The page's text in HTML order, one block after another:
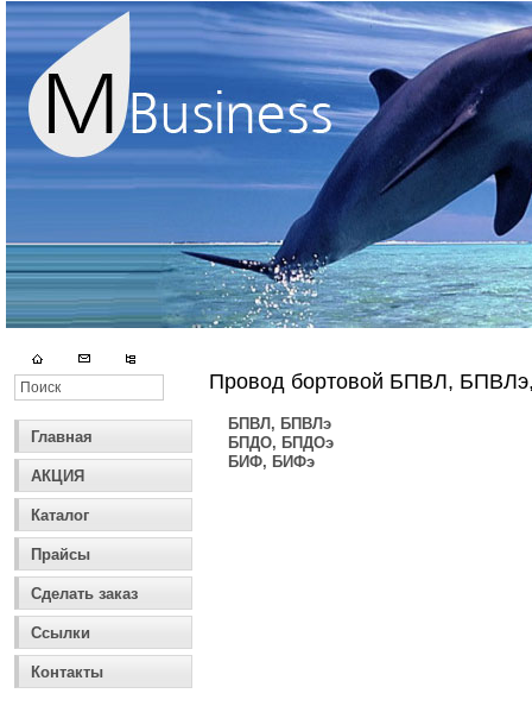
Главная
АКЦИЯ
Каталог
Прайсы
Сделать заказ
Ссылки
Контакты
Провод бортовой БПВЛ,
БПВЛ, БПВЛэ
БПДО, БПДОэ
БИФ, БИФэ